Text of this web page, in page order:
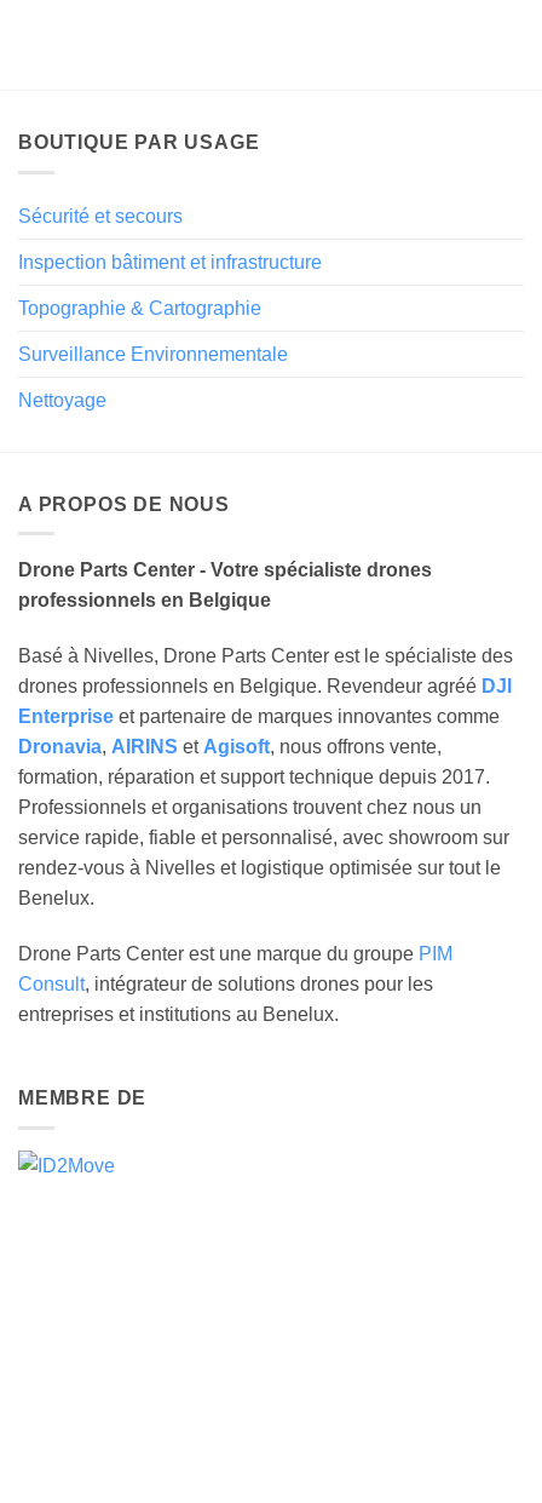
BOUTIQUE PAR USAGE
Sécurité et secours
Inspection bâtiment et infrastructure
Topographie & Cartographie
Surveillance Environnementale
Nettoyage
A PROPOS DE NOUS
Drone Parts Center - Votre spécialiste drones
professionnels en Belgique
Basé à Nivelles, Drone Parts Center est le spécialiste des
drones professionnels en Belgique. Revendeur agréé DJI
Enterprise et partenaire de marques innovantes comme
Dronavia, AIRINS et Agisoft, nous offrons vente,
formation, réparation et support technique depuis 2017.
Professionnels et organisations trouvent chez nous un
service rapide, fiable et personnalisé, avec showroom sur
rendez-vous à Nivelles et logistique optimisée sur tout le
Benelux.
Drone Parts Center est une marque du groupe PIM
Consult, intégrateur de solutions drones pour les
entreprises et institutions au Benelux.
MEMBRE DE